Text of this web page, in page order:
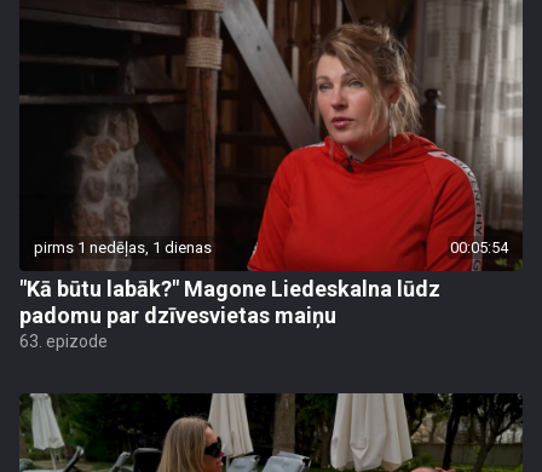
pirms 1 nedēļas, 1 dienas 00:05:54
"Kā būtu labāk?" Magone Liedeskalna lūdz
padomu par dzīvesvietas maiņu
63. epizode